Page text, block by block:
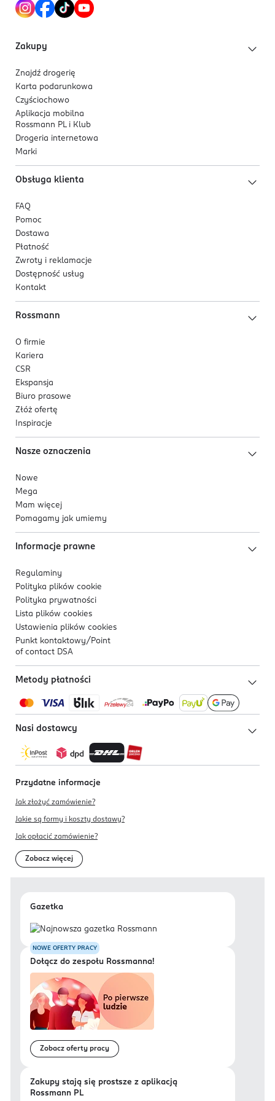
świeże, wodno-kwiatowe kompozycje z ciepłym,
Zakupy
Znajdź drogerię
Karta podarunkowa
Czyściochowo
Aplikacja mobilna
Rossmann PL i Klub
Drogeria internetowa
Marki
Obsługa klienta
FAQ
Pomoc
Dostawa
Płatność
Zwroty i reklamacje
Dostępność usług
Kontakt
Rossmann
O firmie
Kariera
CSR
Ekspansja
Biuro prasowe
Złóż ofertę
Inspiracje
Nasze oznaczenia
Nowe
Mega
Mam więcej
Pomagamy jak umiemy
Informacje prawne
Regulaminy
Polityka plików cookie
Polityka prywatności
Lista plików cookies
Ustawienia plików cookies
Punkt kontaktowy/ Point
of contact DSA
Metody płatności
Nasi dostawcy
Przydatne informacje
Jak złożyć zamówienie?
Jakie są formy i koszty dostawy?
Jak opłacić zamówienie?
Zobacz więcej
Gazetka
NOWE OFERTY PRACY
Dołącz do zespołu Rossmanna!
Zobacz oferty pracy
Zakupy stają się prostsze z aplikacją
Rossmann PL